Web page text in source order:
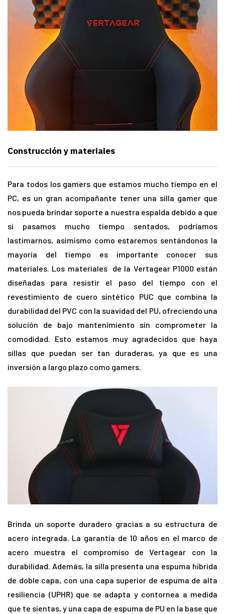
Construcción y materiales
Para todos los gamers que estamos mucho tiempo en el
PC, es un gran acompañante tener una silla gamer que
nos pueda brindar soporte a nuestra espalda debido a que
si pasamos mucho tiempo sentados, podríamos
lastimarnos, asimismo como estaremos sentándonos la
mayoría del tiempo es importante conocer sus
materiales. Los materiales de la Vertagear P1000 están
diseñadas para resistir el paso del tiempo con el
revestimiento de cuero sintético PUC que combina la
durabilidad del PVC con la suavidad del PU, ofreciendo una
solución de bajo mantenimiento sin comprometer la
comodidad. Esto estamos muy agradecidos que haya
sillas que puedan ser tan duraderas, ya que es una
inversión a largo plazo como gamers.
Brinda un soporte duradero gracias a su estructura de
acero integrada. La garantía de 10 años en el marco de
acero muestra el compromiso de Vertagear con la
durabilidad. Además, la silla presenta una espuma híbrida
de doble capa, con una capa superior de espuma de alta
resiliencia (UPHR) que se adapta y contornea a medida
que te sientas, y una capa de espuma de PU en la base que